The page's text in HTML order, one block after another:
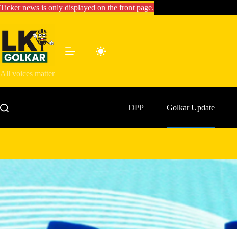
Skip
to
Ticker news is only displayed on the front page.
All voices matter
DPP Golkar Update